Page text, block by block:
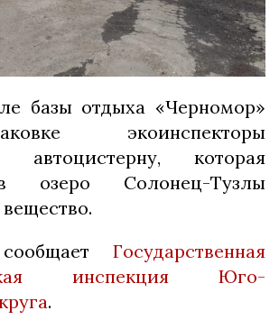
базы отдыха «Черномор»
экоинспекторы
автоцистерну, которая
озеро Солонец-Тузлы
Государственная
инспекция Юго-
.